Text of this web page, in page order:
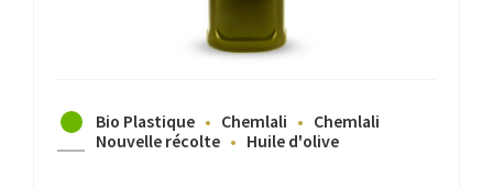
Bio Plastique Chemlali
Chemlali
Nouvelle récolte
Huile d'olive